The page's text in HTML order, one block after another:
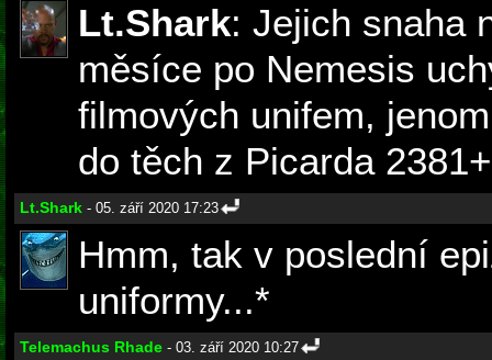
Lt.Shark: Jejich snaha
měsíce po Nemesis
filmových unifem,
do těch z Picarda
Lt.Shark - 05. září 2020 17:23
Hmm, tak v poslední
uniformy...*
Telemachus Rhade - 03. září 2020 10:27